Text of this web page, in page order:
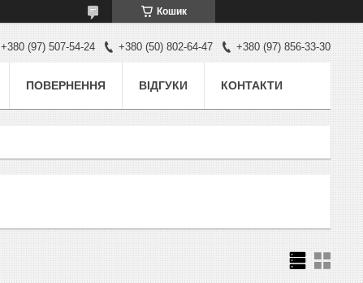
Кошик
+380 (97) 507-54-24 +380 (50) 802-64-47 +380 (97) 856-33-30
ПОВЕРНЕННЯ ВІДГУКИ КОНТАКТИ